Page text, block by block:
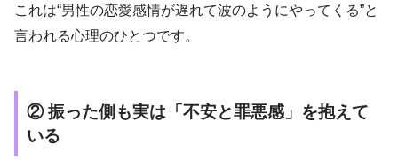
これは“男性の恋愛感情が遅れて波のようにやってくる”と
言われる心理のひとつです。
② 振った側も実は「不安と罪悪感」を抱えて
いる